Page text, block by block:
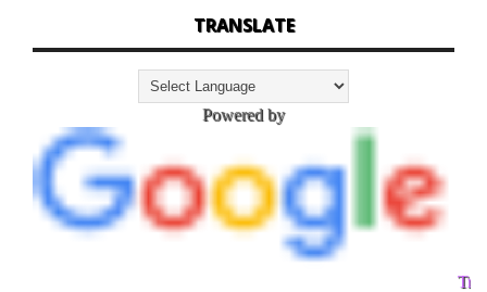
TRANSLATE
Powered by